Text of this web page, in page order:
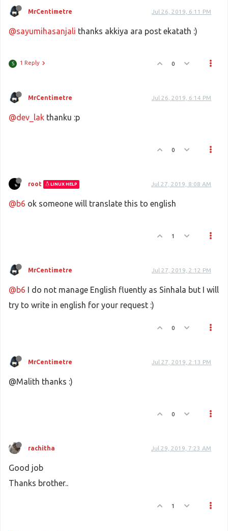
MrCentimetre Jul 26, 2019, 6:11 PM
@sayumihasanjali thanks akkiya ara post ekatath :)
S 1 Reply 0
MrCentimetre Jul 26, 2019, 6:14 PM
@dev_lak thanku :p
0
root LINUX HELP Jul 27, 2019, 8:08 AM
@b6 ok someone will translate this to english
1
MrCentimetre Jul 27, 2019, 2:12 PM
@b6 I do not manage English fluently as Sinhala but I will
try to write in english for your request :)
0
MrCentimetre Jul 27, 2019, 2:13 PM
@Malith thanks :)
0
rachitha Jul 29, 2019, 7:23 AM
Good job
Thanks brother..
1